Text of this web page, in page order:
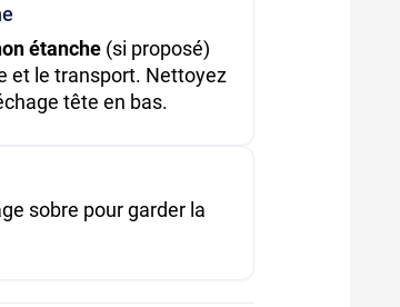
étanche (si proposé)
et le transport. Nettoyez
tête en bas.
sobre pour garder la